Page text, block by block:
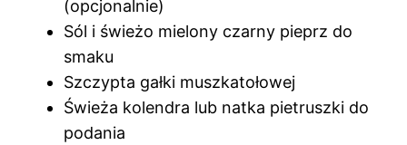
(opcjonalnie)
Sól i świeżo mielony czarny pieprz do
smaku
Szczypta gałki muszkatołowej
Świeża kolendra lub natka pietruszki do
podania